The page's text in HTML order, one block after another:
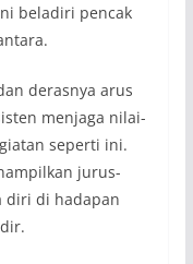
beladiri pencak
derasnya arus
menjaga nilai-
seperti ini.
jurus-
diri di hadapan